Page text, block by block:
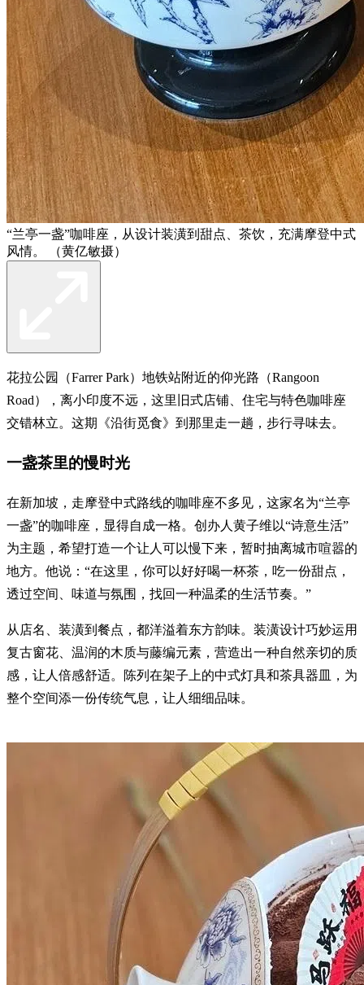
“兰亭一盏”咖啡座，从设计装潢到甜点、茶饮，充满摩登中式
风情。 （黄亿敏摄）
花拉公园（Farrer Park）地铁站附近的仰光路（Rangoon
Road），离小印度不远，这里旧式店铺、住宅与特色咖啡座
交错林立。这期《沿街觅食》到那里走一趟，步行寻味去。
一盏茶里的慢时光
在新加坡，走摩登中式路线的咖啡座不多见，这家名为“兰亭
一盏”的咖啡座，显得自成一格。创办人黄子维以“诗意生活”
为主题，希望打造一个让人可以慢下来，暂时抽离城市喧嚣的
地方。他说：“在这里，你可以好好喝一杯茶，吃一份甜点，
透过空间、味道与氛围，找回一种温柔的生活节奏。”
从店名、装潢到餐点，都洋溢着东方韵味。装潢设计巧妙运用
复古窗花、温润的木质与藤编元素，营造出一种自然亲切的质
感，让人倍感舒适。陈列在架子上的中式灯具和茶具器皿，为
整个空间添一份传统气息，让人细细品味。